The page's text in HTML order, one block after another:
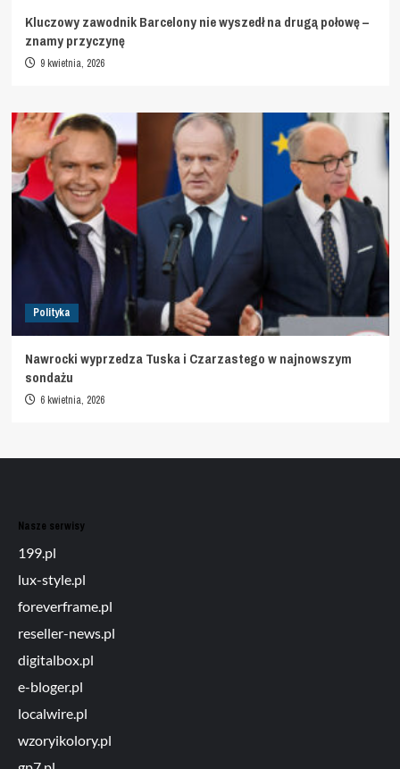
Kluczowy zawodnik Barcelony nie wyszedł na drugą połowę –
znamy przyczynę
9 kwietnia, 2026
Polityka
Nawrocki wyprzedza Tuska i Czarzastego w najnowszym
sondażu
6 kwietnia, 2026
Nasze serwisy
199.pl
lux-style.pl
foreverframe.pl
reseller-news.pl
digitalbox.pl
e-bloger.pl
localwire.pl
wzoryikolory.pl